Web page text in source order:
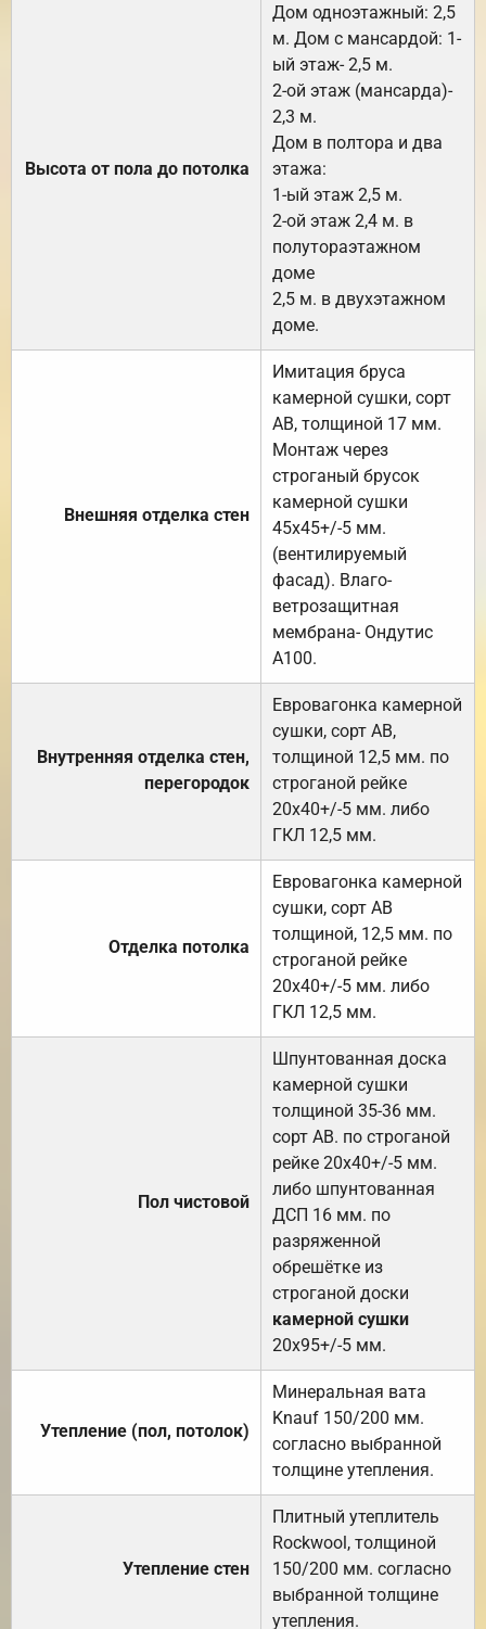
Высота от пола до потолка
Дом одноэтажный: 2,5
м. Дом с мансардой: 1-
ый этаж- 2,5 м.
2-ой этаж (мансарда)-
2,3 м.
Дом в полтора и два
этажа:
1-ый этаж 2,5 м.
2-ой этаж 2,4 м. в
полутораэтажном
доме
2,5 м. в двухэтажном
доме.
Внешняя отделка стен
Имитация бруса
камерной сушки, сорт
АВ, толщиной 17 мм.
Монтаж через
строганый брусок
камерной сушки
45х45+/-5 мм.
(вентилируемый
фасад). Влаго-
ветрозащитная
мембрана- Ондутис
А100.
Внутренняя отделка стен,
перегородок
Евровагонка камерной
сушки, сорт АВ,
толщиной 12,5 мм. по
строганой рейке
20х40+/-5 мм. либо
ГКЛ 12,5 мм.
Отделка потолка
Евровагонка камерной
сушки, сорт АВ
толщиной, 12,5 мм. по
строганой рейке
20х40+/-5 мм. либо
ГКЛ 12,5 мм.
Пол чистовой
Шпунтованная доска
камерной сушки
толщиной 35-36 мм.
сорт АВ. по строганой
рейке 20х40+/-5 мм.
либо шпунтованная
ДСП 16 мм. по
разряженной
обрешётке из
строганой доски
камерной сушки
20х95+/-5 мм.
Утепление (пол, потолок)
Минеральная вата
Knauf 150/200 мм.
согласно выбранной
толщине утепления.
Утепление стен
Плитный утеплитель
Rockwool, толщиной
150/200 мм. согласно
выбранной толщине
утепления.